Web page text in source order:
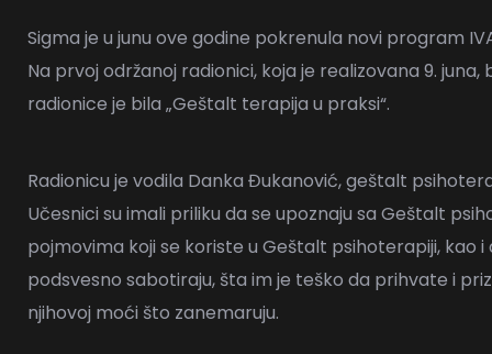
Sigma je u junu ove godine pokrenula novi program
Na prvoj održanoj radionici, koja je realizovana 9. juna,
radionice je bila „Geštalt terapija u praksi“.
Radionicu je vodila Danka Đukanović, geštalt
Učesnici su imali priliku da se upoznaju sa Geštalt
pojmovima koji se koriste u Geštalt psihoterapiji, kao
podsvesno sabotiraju, šta im je teško da prihvate i
njihovoj moći što zanemaruju.